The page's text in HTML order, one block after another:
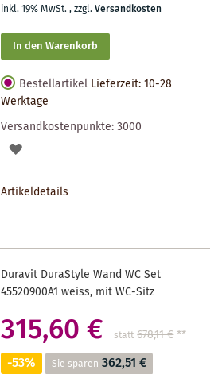
inkl. 19% MwSt.,zzgl.Versandkosten
In den Warenkorb
Bestellartikel Lieferzeit: 10-28
Werktage
Versandkostenpunkte:3000
AUF
Artikeldetails
Duravit DuraStyle Wand WC Set
45520900A1 weiss, mit WC-Sitz
315,60 € statt 678,11 €**
-53% Sie sparen 362,51 €